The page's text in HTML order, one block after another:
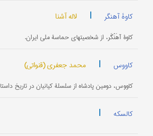
کاوۀ آهنگر | لاله آشنا
کاوۀ آهَنْگَر، از شخصیتهای حماسۀ ملی ایران.
کاووس | محمد جعفری (قنواتی)
کاووس، دومین پادشاه از سلسلۀ کیانیان در تاریخ
کالسکه |